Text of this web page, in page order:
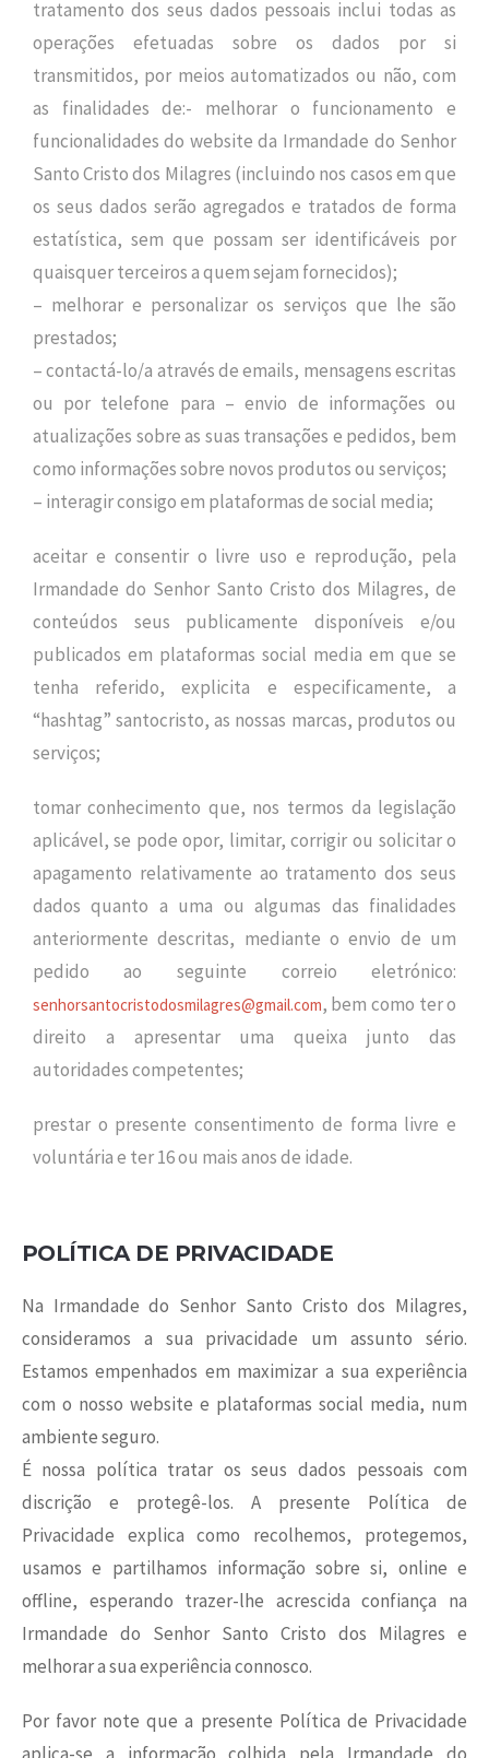
tratamento dos seus dados pessoais inclui todas as
operações efetuadas sobre os dados por si
transmitidos, por meios automatizados ou não, com
as finalidades de:- melhorar o funcionamento e
funcionalidades do website da Irmandade do Senhor
Santo Cristo dos Milagres (incluindo nos casos em que
os seus dados serão agregados e tratados de forma
estatística, sem que possam ser identificáveis por
quaisquer terceiros a quem sejam fornecidos);
– melhorar e personalizar os serviços que lhe são
prestados;
– contactá-lo/a através de emails, mensagens escritas
ou por telefone para – envio de informações ou
atualizações sobre as suas transações e pedidos, bem
como informações sobre novos produtos ou serviços;
– interagir consigo em plataformas de social media;
aceitar e consentir o livre uso e reprodução, pela
Irmandade do Senhor Santo Cristo dos Milagres, de
conteúdos seus publicamente disponíveis e/ou
publicados em plataformas social media em que se
tenha referido, explicita e especificamente, a
“hashtag” santocristo, as nossas marcas, produtos ou
serviços;
tomar conhecimento que, nos termos da legislação
aplicável, se pode opor, limitar, corrigir ou solicitar o
apagamento relativamente ao tratamento dos seus
dados quanto a uma ou algumas das finalidades
anteriormente descritas, mediante o envio de um
pedido ao seguinte correio eletrónico:
senhorsantocristodosmilagres@gmail.com, bem como ter o
direito a apresentar uma queixa junto das
autoridades competentes;
prestar o presente consentimento de forma livre e
voluntária e ter 16 ou mais anos de idade.
POLÍTICA DE PRIVACIDADE
Na Irmandade do Senhor Santo Cristo dos Milagres,
consideramos a sua privacidade um assunto sério.
Estamos empenhados em maximizar a sua experiência
com o nosso website e plataformas social media, num
ambiente seguro.
É nossa política tratar os seus dados pessoais com
discrição e protegê-los. A presente Política de
Privacidade explica como recolhemos, protegemos,
usamos e partilhamos informação sobre si, online e
offline, esperando trazer-lhe acrescida confiança na
Irmandade do Senhor Santo Cristo dos Milagres e
melhorar a sua experiência connosco.
Por favor note que a presente Política de Privacidade